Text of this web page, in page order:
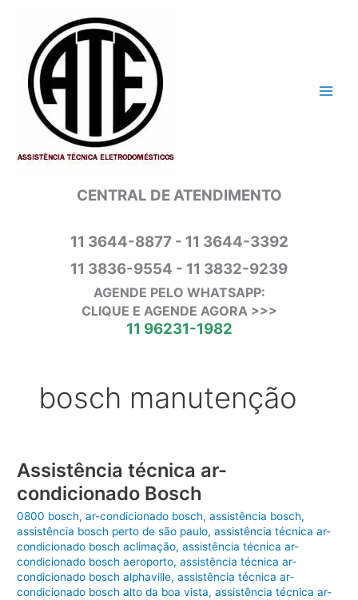
conteúdo
CENTRAL DE ATENDIMENTO
11 3644-8877 - 11 3644-3392
11 3836-9554 - 11 3832-9239
AGENDE PELO WHATSAPP:
CLIQUE E AGENDE AGORA >>>
11 96231-1982
bosch manutenção
Assistência técnica ar-
condicionado Bosch
0800 bosch,ar-condicionado bosch,assistência bosch,
assistência bosch perto de são paulo,assistência técnica ar-
condicionado bosch aclimação,assistência técnica ar-
condicionado bosch aeroporto,assistência técnica ar-
condicionado bosch alphaville,assistência técnica ar-
condicionado bosch alto da boa vista,assistência técnica ar-